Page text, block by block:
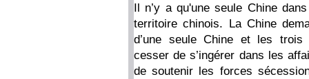
Il n’y a qu'une seule Chine
territoire chinois. La Chine
d’une seule Chine et les trois
cesser de s’ingérer dans les
de soutenir les forces